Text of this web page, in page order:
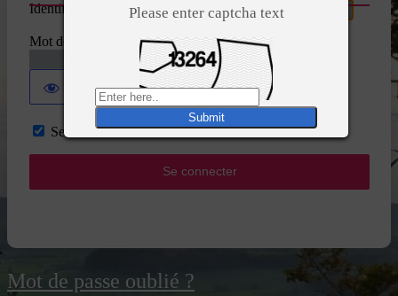
Please enter captcha text
Identifiant ou adresse e-mail
Mot de passe
Se souvenir de moi
Mot de passe oublié ?